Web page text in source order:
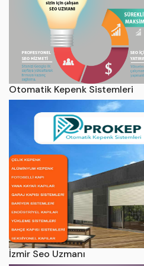
Otomatik Kepenk Sistemleri
İzmir Seo Uzmanı